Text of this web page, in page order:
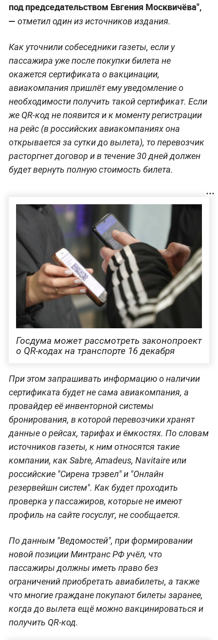
под председательством Евгения Москвичёва",
— отметил один из источников издания.
Как уточнили собеседники газеты, если у
пассажира уже после покупки билета не
окажется сертификата о вакцинации,
авиакомпания пришлёт ему уведомление о
необходимости получить такой сертификат. Если
же QR-код не появится и к моменту регистрации
на рейс (в российских авиакомпаниях она
открывается за сутки до вылета), то перевозчик
расторгнет договор и в течение 30 дней должен
будет вернуть полную стоимость билета.
Госдума может рассмотреть законопроект
о QR-кодах на транспорте 16 декабря
При этом запрашивать информацию о наличии
сертификата будет не сама авиакомпания, а
провайдер её инвенторной системы
бронирования, в которой перевозчики хранят
данные о рейсах, тарифах и ёмкостях. По словам
источников газеты, к ним относятся такие
компании, как Sabre, Amadeus, Navitaire или
российские "Сирена трэвел" и "Онлайн
резервейшн систем". Как будет проходить
проверка у пассажиров, которые не имеют
профиль на сайте госуслуг, не сообщается.
По данным "Ведомостей", при формировании
новой позиции Минтранс РФ учёл, что
пассажиры должны иметь право без
ограничений приобретать авиабилеты, а также
что многие граждане покупают билеты заранее,
когда до вылета ещё можно вакцинироваться и
получить QR-код.